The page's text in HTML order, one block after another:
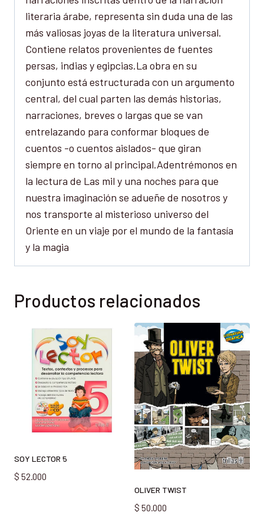
literaria árabe, representa sin duda una de las
más valiosas joyas de la literatura universal.
Contiene relatos provenientes de fuentes
persas, indias y egipcias.La obra en su
conjunto está estructurada con un argumento
central, del cual parten las demás historias,
narraciones, breves o largas que se van
entrelazando para conformar bloques de
cuentos -o cuentos aislados- que giran
siempre en torno al principal.Adentrémonos en
la lectura de Las mil y una noches para que
nuestra imaginación se adueñe de nosotros y
nos transporte al misterioso universo del
Oriente en un viaje por el mundo de la fantasía
y la magia
Productos relacionados
SOY LECTOR 5
$ 52.000
OLIVER TWIST
$ 50.000